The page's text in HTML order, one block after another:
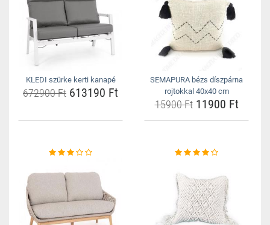
KLEDI szürke kerti kanapé
672900 Ft 613190 Ft
SEMAPURA bézs díszpárna
rojtokkal 40x40 cm
15900 Ft11900 Ft